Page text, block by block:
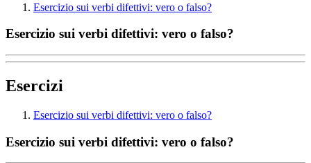
Esercizio sui verbi difettivi: vero o falso?
Esercizio sui verbi difettivi: vero o falso?
Esercizi
Esercizio sui verbi difettivi: vero o falso?
Esercizio sui verbi difettivi: vero o falso?